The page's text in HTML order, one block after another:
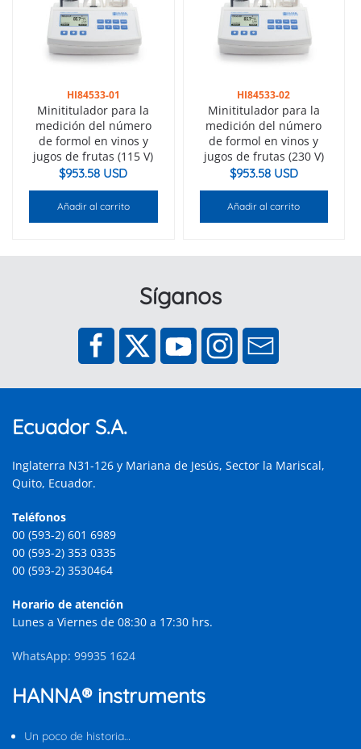
HI84533-01
Minititulador para la
medición del número
de formol en vinos y
jugos de frutas (115 V)
$953.58 USD
Añadir al carrito
HI84533-02
Minititulador para la
medición del número
de formol en vinos y
jugos de frutas (230 V)
$953.58 USD
Añadir al carrito
Síganos
Ecuador S.A.
Inglaterra N31-126 y Mariana de Jesús, Sector la Mariscal,
Quito, Ecuador.
Teléfonos
00 (593-2) 601 6989
00 (593-2) 353 0335
00 (593-2) 3530464
Horario de atención
Lunes a Viernes de 08:30 a 17:30 hrs.
WhatsApp: 99935 1624
HANNA® instruments
Un poco de historia…